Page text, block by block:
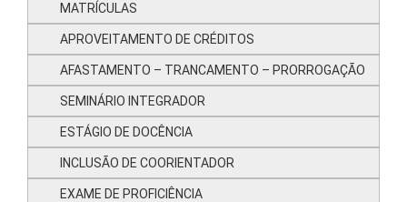
MATRÍCULAS
APROVEITAMENTO DE CRÉDITOS
AFASTAMENTO – TRANCAMENTO – PRORROGAÇÃO
SEMINÁRIO INTEGRADOR
ESTÁGIO DE DOCÊNCIA
INCLUSÃO DE COORIENTADOR
EXAME DE PROFICIÊNCIA